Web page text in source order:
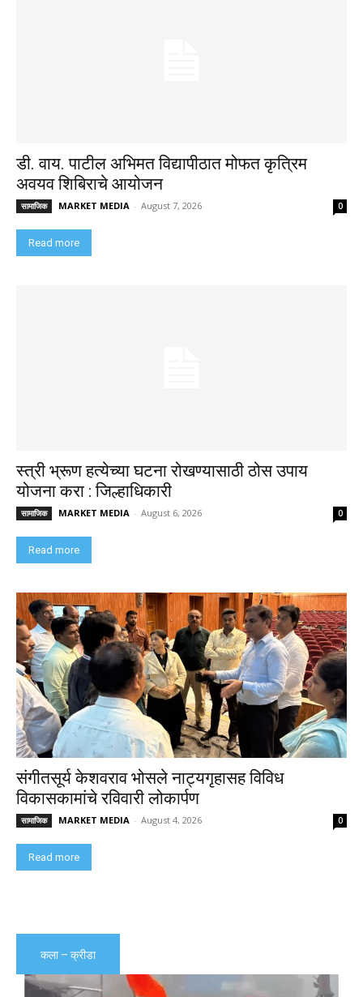
डी. वाय. पाटील अभिमत विद्यापीठात मोफत कृत्रिम
अवयव शिबिराचे आयोजन
सामाजिक MARKET MEDIA - August 7, 2026 0
Read more
स्त्री भ्रूण हत्येच्या घटना रोखण्यासाठी ठोस उपाय
योजना करा : जिल्हाधिकारी
सामाजिक MARKET MEDIA - August 6, 2026 0
Read more
संगीतसूर्य केशवराव भोसले नाट्यगृहासह विविध
विकासकामांचे रविवारी लोकार्पण
सामाजिक MARKET MEDIA - August 4, 2026 0
Read more
कला – क्रीडा